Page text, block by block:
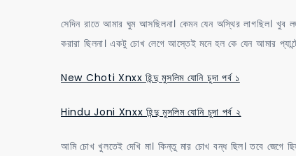
সেদিন রাতে আমার ঘুম আসছিলনা। কেমন যেন অস্থির লাগছিল। খুব
করারা ছিলনা। একটু চোখ লেগে আস্তেই মনে হল কে যেন আমার
New Choti Xnxx হিন্দু মুসলিম যোনি চুদা পর্ব ১
Hindu Joni Xnxx হিন্দু মুসলিম যোনি চুদা পর্ব ২
আমি চোখ খুলতেই দেখি মা। কিন্তু মার চোখ বন্ধ ছিল। তবে জেগে